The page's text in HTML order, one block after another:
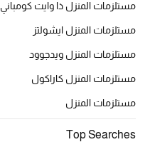
الموسم الجديد
أحذية النسائية
مستلزمات المنزل ذا وايت كومباني
مستلزمات المنزل ايشولتز
مستلزمات المنزل ويدجوود
مستلزمات المنزل كاراكول
مستلزمات المنزل
Top Searches